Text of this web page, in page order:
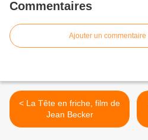
Commentaires
Ajouter un commentaire
< La Tête en friche, film de
Jean Becker